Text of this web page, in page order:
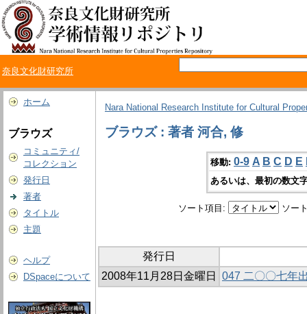
奈良文化財研究所
ホーム
ブラウズ
コミュニティ/
コレクション
発行日
著者
タイトル
主題
ヘルプ
DSpaceについて
Nara National Research Institute for Cultural
ブラウズ : 著者 河合, 修
移動: 0-9 A B C D E
あるいは、最初の数文
ソート項目: ソー
発行日
2008年11月28日金曜日
047 二〇〇七年